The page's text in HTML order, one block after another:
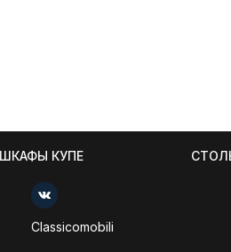
ШКАФЫ КУПЕ
Classicomobili